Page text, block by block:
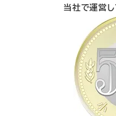
当社で運営し